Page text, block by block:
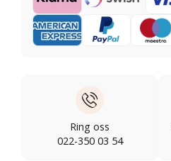
Ring oss
022-350 03 54